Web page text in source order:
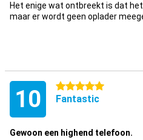
Het enige wat ontbreekt is dat
maar er wordt geen oplader
10 5 stars
Fantastic
Gewoon een highend telefoon.